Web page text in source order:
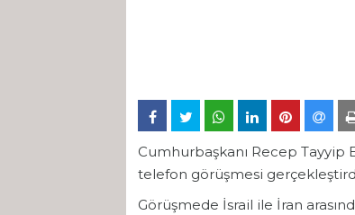
Cumhurbaşkanı Recep Tayyip
telefon görüşmesi
Görüşmede İsrail ile İran